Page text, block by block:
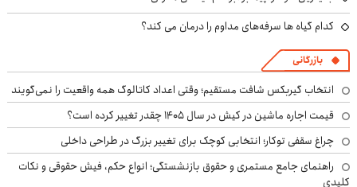
کدام گیاه ها سرفه‌های مداوم را درمان می کند؟
بازرگانی
انتخاب گیربکس شافت مستقیم؛ وقتی اعداد کاتالوگ همه واقعیت را نمی‌گویند
قیمت اجاره ماشین در کیش در سال ۱۴۰۵ چقدر تغییر کرده است؟
چراغ سقفی توکار؛ انتخابی کوچک برای تغییر بزرگ در طراحی داخلی
راهنمای جامع مستمری و حقوق بازنشستگی؛ انواع حکم، فیش حقوقی و نکات
کلیدی